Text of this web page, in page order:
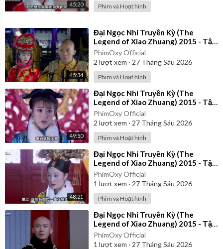
45:20 Phim và Hoạt hình
45:34
⁣Đại Ngọc Nhi Truyền Kỳ (The
Legend of Xiao Zhuang) 2015 - Tập
21 | Lồng Tiếng
PhimOxy Official
2 lượt xem · 27 Tháng Sáu 2026
Phim và Hoạt hình
49:50
⁣Đại Ngọc Nhi Truyền Kỳ (The
Legend of Xiao Zhuang) 2015 - Tập
24 | Lồng Tiếng
PhimOxy Official
2 lượt xem · 27 Tháng Sáu 2026
Phim và Hoạt hình
48:21
⁣Đại Ngọc Nhi Truyền Kỳ (The
Legend of Xiao Zhuang) 2015 - Tập
35 | Lồng Tiếng
PhimOxy Official
1 lượt xem · 27 Tháng Sáu 2026
Phim và Hoạt hình
⁣Đại Ngọc Nhi Truyền Kỳ (The
Legend of Xiao Zhuang) 2015 - Tập
33 | Lồng Tiếng
PhimOxy Official
1 lượt xem · 27 Tháng Sáu 2026